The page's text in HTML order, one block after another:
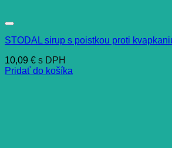
STODAL sirup s poistkou proti
10,09 € s DPH
Pridať do košíka